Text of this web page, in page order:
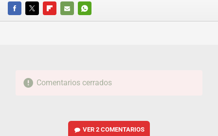
FACEBOOKTWITTERFLIPBOARD
E-
WHATSAPP
Comentarios cerrados
VER2 COMENTARIOS